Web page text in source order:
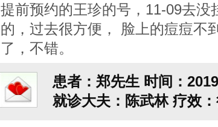
提前预约的王珍的号，11-09去没
的，过去很方便， 脸上的痘痘不
了，不错。
患者：郑先生 时间：
就诊大夫：陈武林 疗效